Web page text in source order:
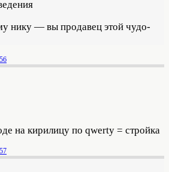
нику — вы продавец этой чудо-
на кирилицу по qwerty = стройка